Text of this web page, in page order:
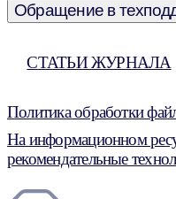
Обращение в
СТАТЬИ ЖУРНАЛА
Политика обработки
На информационном
рекомендательные